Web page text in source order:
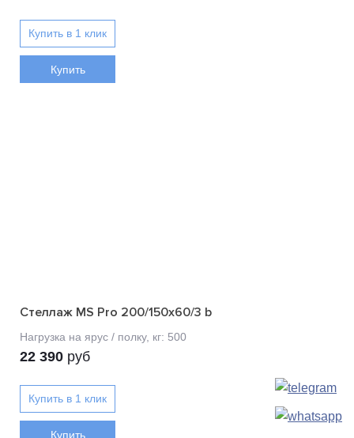
Купить
Стеллаж MS Pro 200/150x60/3 b
22 390 руб
Купить